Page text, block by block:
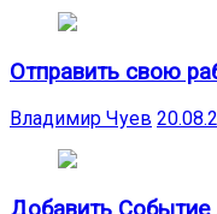
Отправить свою
Владимир Чуев